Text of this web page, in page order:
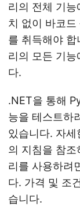
리의 전체 기
치 없이 바코
를 취득해야 합
리의 모든 기능
다.
.NET을 통해
능을 테스트하
있습니다. 자세
의 지침을 참조
리를 사용하려
다. 가격 및 조
습니다.